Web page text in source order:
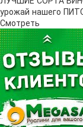
урожай нашего
Смотреть